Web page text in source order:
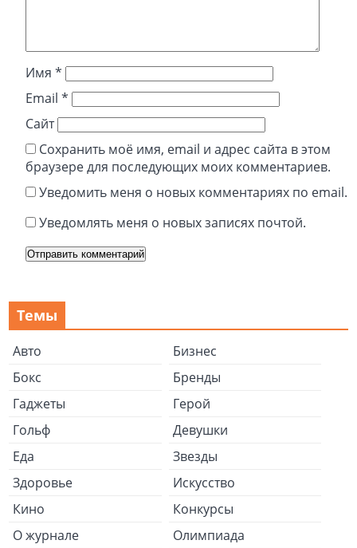
Имя*
Email*
Сайт
Сохранить моё имя, email и адрес сайта в этом
браузере для последующих моих комментариев.
Уведомить меня о новых комментариях по email.
Уведомлять меня о новых записях почтой.
Темы
Авто
Бизнес
Бокс
Бренды
Гаджеты
Герой
Гольф
Девушки
Еда
Звезды
Здоровье
Искусство
Кино
Конкурсы
О журнале
Олимпиада